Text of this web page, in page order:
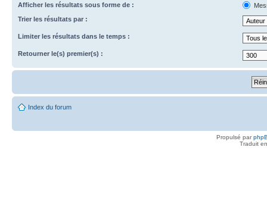
Afficher les résultats sous forme de :
Trier les résultats par :
Limiter les résultats dans le temps :
Retourner le(s) premier(s) :
Index du forum
Propulsé par
Traduit